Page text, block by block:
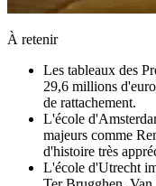
À retenir
Les tableaux des
29,6 millions
de rattachement.
L'école
majeurs comme
d'histoire très
L'école d'Utrecht